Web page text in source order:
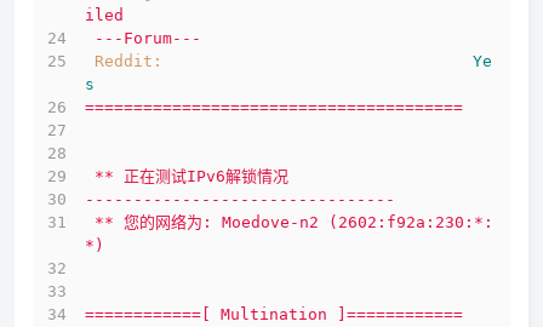
iled
---Forum---
Reddit:
Ye
s
=======================================
**
正在测试IPv6解锁情况
--------------------------------
** 您的网络为: Moedove-n2
(2602:f92a:230:*:
*)
============[ Multination
]============